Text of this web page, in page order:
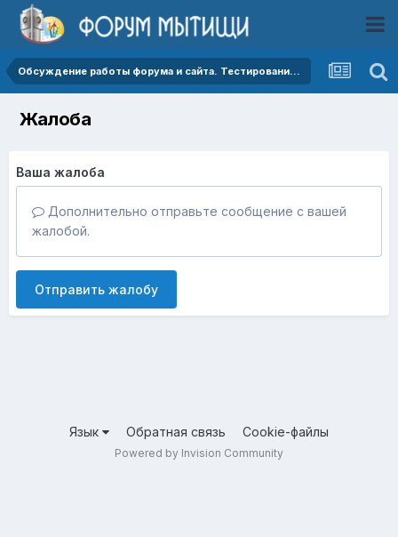
Обсуждение работы форума и сайта. Тестирование работы форума.
Жалоба
Ваша жалоба
Дополнительно отправьте сообщение с вашей
жалобой.
Отправить жалобу
Язык Обратная связь Cookie-файлы
Powered by Invision Community